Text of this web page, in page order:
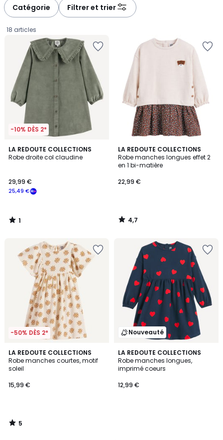
Catégorie Filtrer et trier
18 articles
-10% DÈS 2*
LA REDOUTE COLLECTIONS
Robe droite col claudine
€
souscrivez
notre
programme
25,49 €
29,99 €
1
/
1
/
LA REDOUTE COLLECTIONS
Robe manches longues effet 2
en 1 bi-matière
22,99 €
4,7
/ 5
4,7
/
-50% DÈS 2*
LA REDOUTE COLLECTIONS
Robe manches courtes, motif
soleil
15,99 €
5
/
5
5
/
Nouveauté
LA REDOUTE COLLECTIONS
Robe manches longues,
imprimé coeurs
12,99 €